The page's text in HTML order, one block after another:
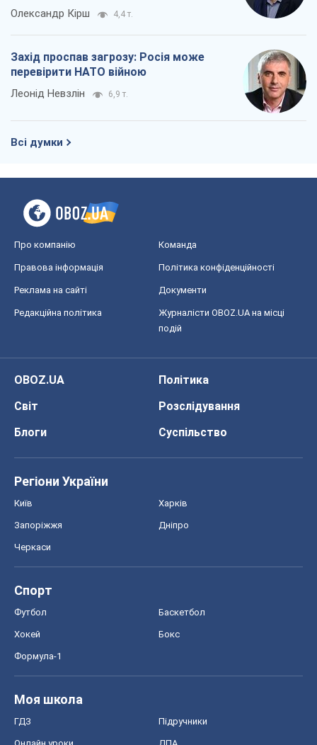
Олександр Кірш 4,4 т.
Захід проспав загрозу: Росія може
перевірити НАТО війною
Леонід Невзлін 6,9 т.
Всі думки
Про компанію Команда
Правова інформація Політика конфіденційності
Реклама на сайті Документи
Редакційна політика
Журналісти OBOZ.UA на місці
подій
OBOZ.UA
Політика
Світ
Розслідування
Блоги
Суспільство
Регіони України
Київ Харків
Запоріжжя Дніпро
Черкаси
Спорт
Футбол Баскетбол
Хокей Бокс
Формула-1
Моя школа
ГДЗ Підручники